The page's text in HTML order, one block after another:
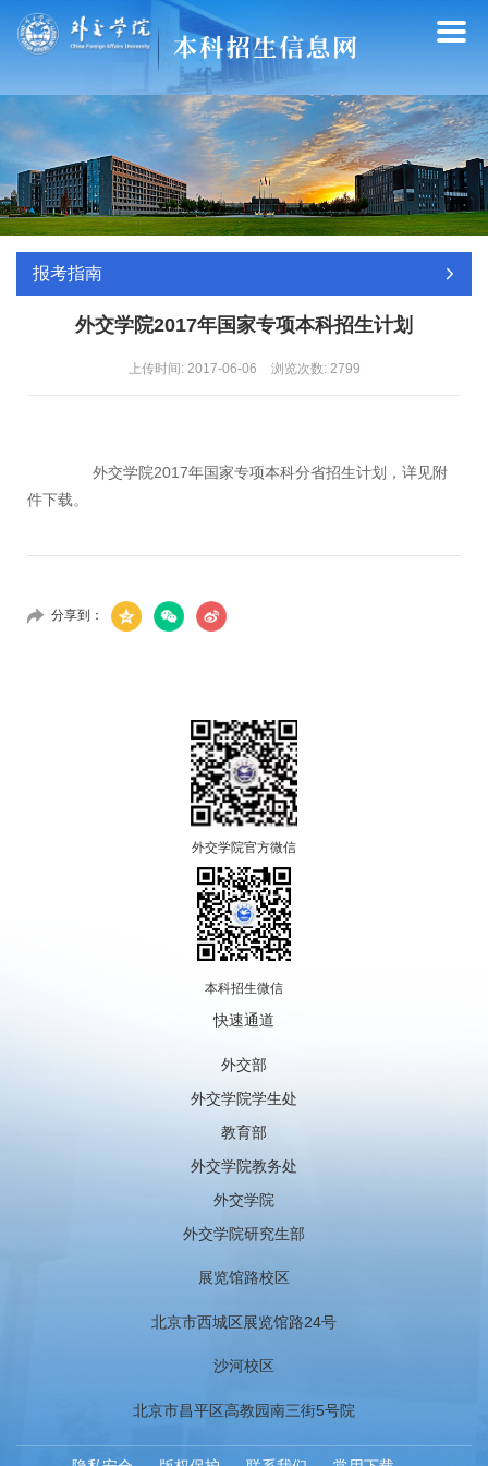
报考指南
外交学院2017年国家专项本科招生计划
上传时间: 2017-06-06 浏览次数: 2799
外交学院2017年国家专项本科分省招生计划，详见附
件下载。
分享到：
外交学院官方微信
本科招生微信
快速通道
外交部
外交学院学生处
教育部
外交学院教务处
外交学院
外交学院研究生部
展览馆路校区
北京市西城区展览馆路24号
沙河校区
北京市昌平区高教园南三街5号院